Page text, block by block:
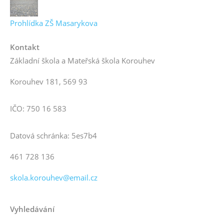
Prohlídka ZŠ Masarykova
Kontakt
Základní škola a Mateřská škola Korouhev
Korouhev 181, 569 93
IČO: 750 16 583
Datová schránka: 5es7b4
461 728 136
skola.korouhev@email.cz
Vyhledávání